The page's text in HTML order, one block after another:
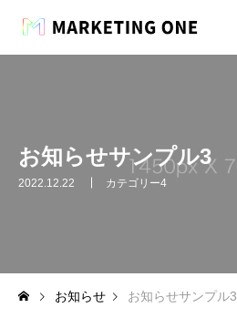
お知らせサンプル3
2022.12.22 カテゴリー4
お知らせ お知らせサンプル3